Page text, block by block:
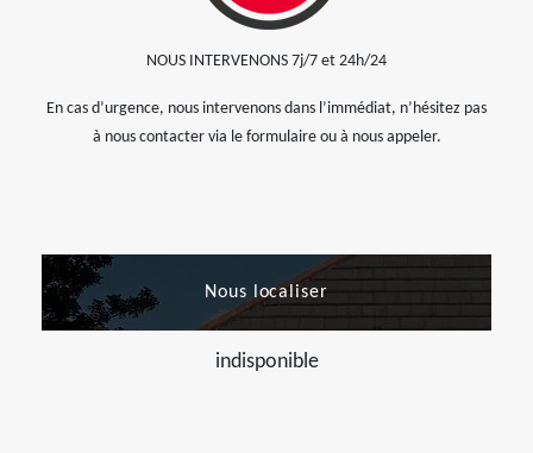
NOUS INTERVENONS 7j/7 et 24h/24
En cas d’urgence, nous intervenons dans l’immédiat, n’hésitez pas
à nous contacter via le formulaire ou à nous appeler.
Nous localiser
indisponible